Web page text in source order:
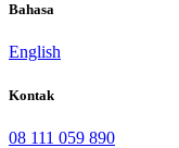
Bahasa
English
Kontak
08 111 059 890